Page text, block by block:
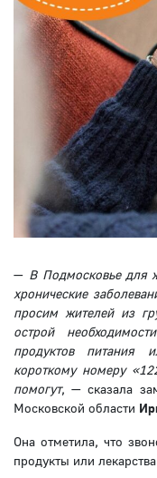
— В Подмосковье для
хронические
просим жителей из
острой
продуктов питания
короткому номеру
помогут, — сказала
Московской области
Она отметила, что
продукты или